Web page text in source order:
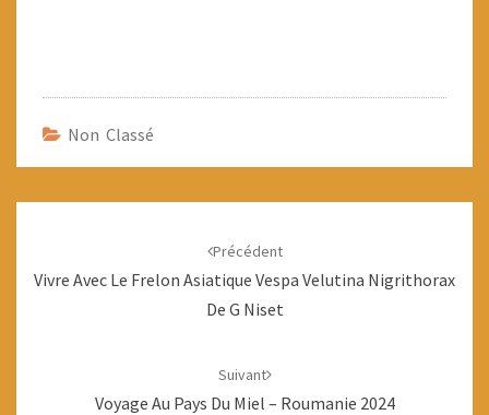
Non Classé
Précédent
Vivre Avec Le Frelon Asiatique Vespa Velutina Nigrithorax
De G Niset
Suivant
Voyage Au Pays Du Miel – Roumanie 2024